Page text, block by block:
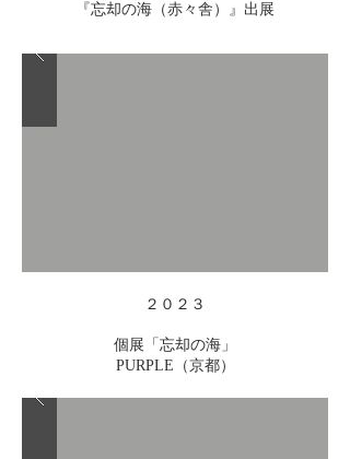
『忘却の海（赤々舎）』出展
２０２３
個展「忘却の海」
PURPLE（京都）